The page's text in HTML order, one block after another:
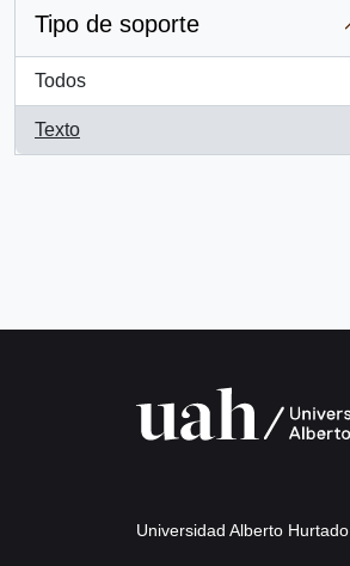
Tipo de soporte
Todos
Texto
, 1 resultados
Universidad Alberto Hurtado